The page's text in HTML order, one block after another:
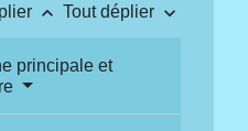
keyboard_arrow_up Tout déplier keyboard_arrow_down
principale et